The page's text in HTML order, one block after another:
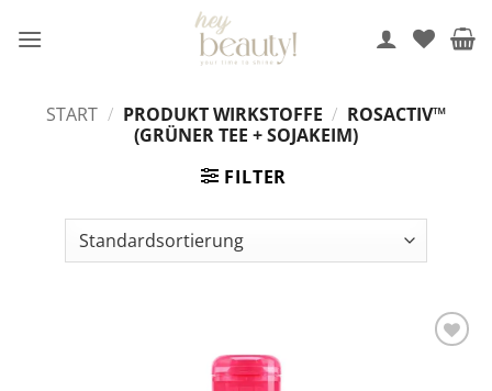
Inhalt
START / PRODUKT WIRKSTOFFE / ROSACTIV™
(GRÜNER TEE + SOJAKEIM)
FILTER